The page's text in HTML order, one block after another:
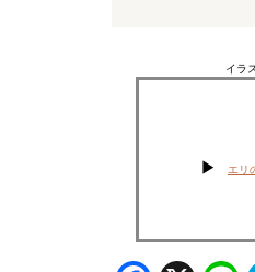
イラ
エリ